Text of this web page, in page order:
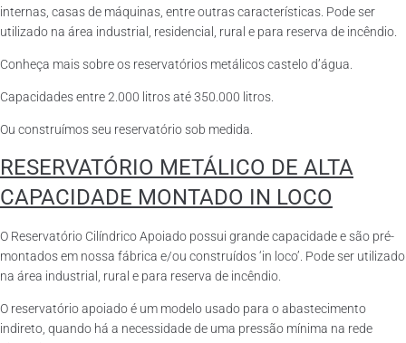
internas, casas de máquinas, entre outras características. Pode ser
utilizado na área industrial, residencial, rural e para reserva de incêndio.
Conheça mais sobre os reservatórios metálicos castelo d’água.
Capacidades entre 2.000 litros até 350.000 litros.
Ou construímos seu reservatório sob medida.
RESERVATÓRIO METÁLICO DE ALTA
CAPACIDADE MONTADO IN LOCO
O Reservatório Cilíndrico Apoiado possui grande capacidade e são pré-
montados em nossa fábrica e/ou construídos ‘in loco’. Pode ser utilizado
na área industrial, rural e para reserva de incêndio.
O reservatório apoiado é um modelo usado para o abastecimento
indireto, quando há a necessidade de uma pressão mínima na rede